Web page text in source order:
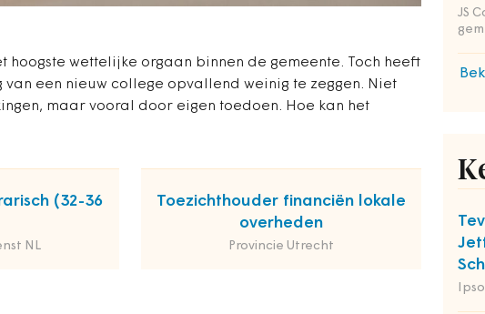
hoogste wettelijke orgaan binnen de gemeente. Toch heeft
een nieuw college opvallend weinig te zeggen. Niet
maar vooral door eigen toedoen. Hoe kan het
(32-36
NL
Toezichthouder financiën lokale
overheden
Provincie Utrecht
JS